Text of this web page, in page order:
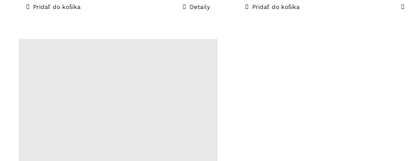
Pridať do košíka Detaily Pridať do košíka